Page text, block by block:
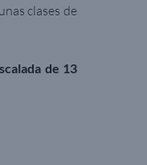
clases de
de 13